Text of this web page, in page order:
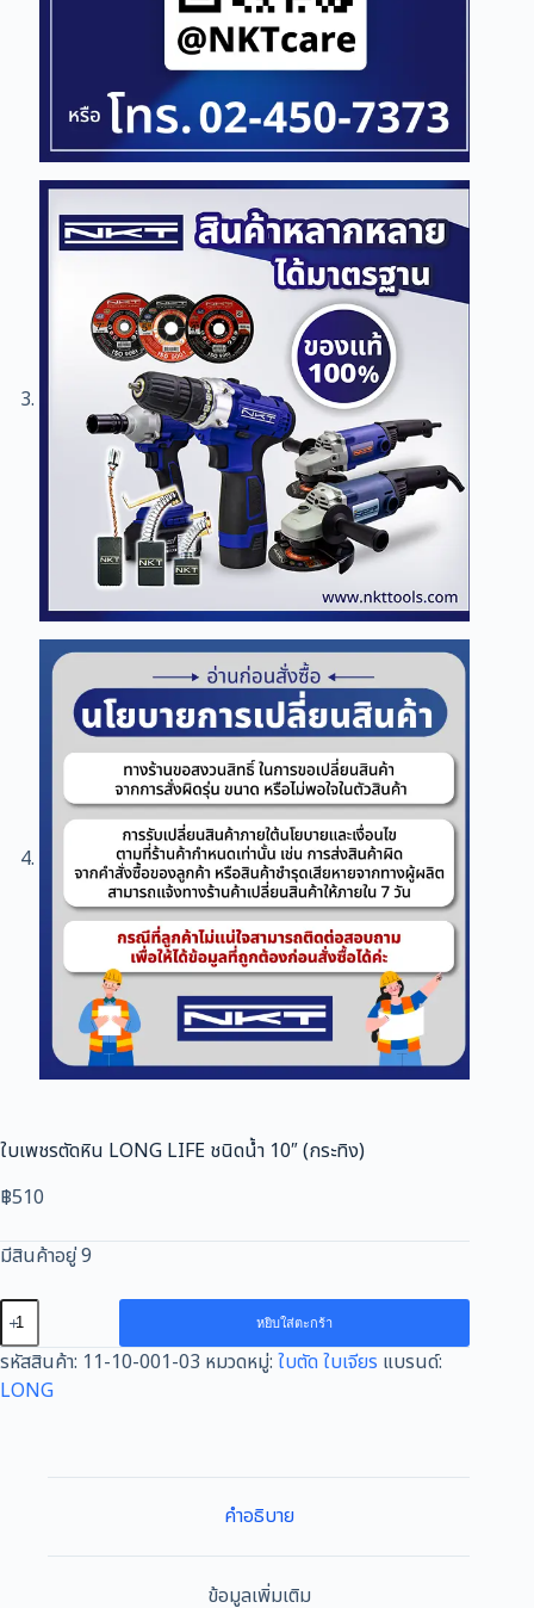
ใบเพชรตัดหิน LONG LIFE ชนิดน้ำ 10″ (กระทิง)
฿510
มีสินค้าอยู่ 9
จำนวน
ใบ
เพชร
ตัด
หยิบใส่ตะกร้า
รหัสสินค้า: 11-10-001-03 หมวดหมู่: ใบตัด ใบเจียร แบรนด์:
LONG
คำอธิบาย
ข้อมูลเพิ่มเติม